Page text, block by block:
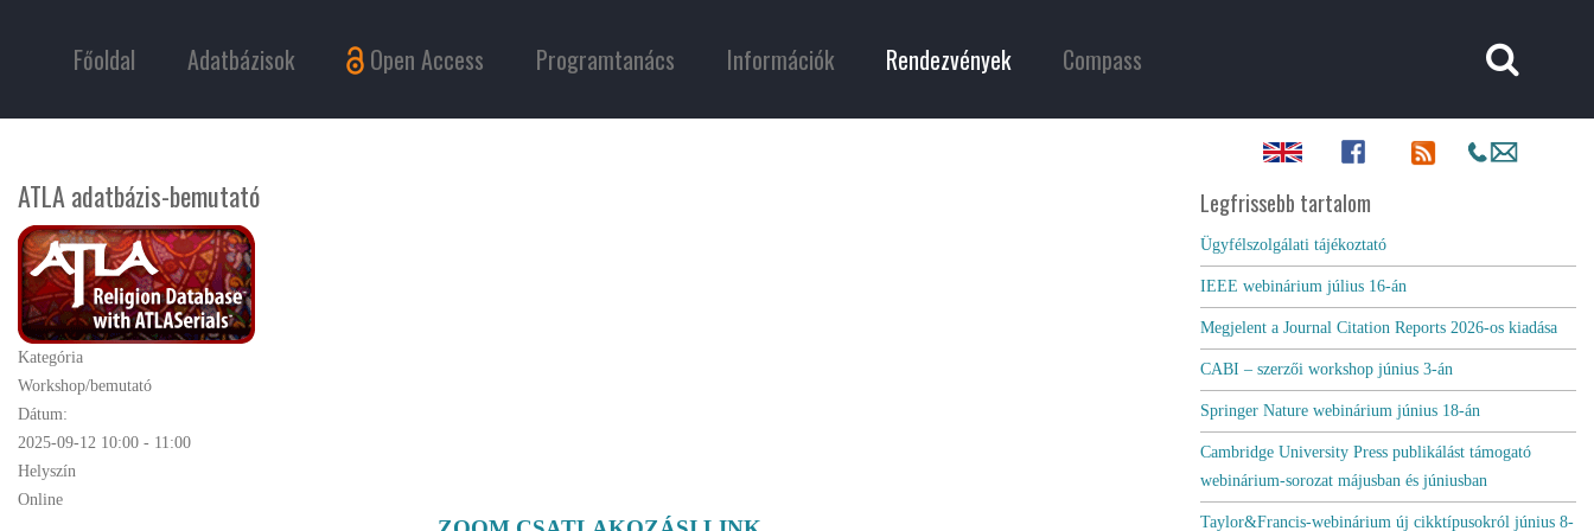
Főoldal Adatbázisok Open Access Programtanács Információk Rendezvények Compass
ATLA adatbázis-bemutató
Kategória
Workshop/bemutató
Dátum:
2025-09-12 10:00 - 11:00
Helyszín
Online
Legfrissebb tartalom
Ügyfélszolgálati tájékoztató
IEEE webinárium július 16-án
Megjelent a Journal Citation Reports 2026-os kiadása
CABI – szerzői workshop június 3-án
Springer Nature webinárium június 18-án
Cambridge University Press publikálást támogató
webinárium-sorozat májusban és júniusban
Taylor&Francis-webinárium új cikktípusokról június 8-